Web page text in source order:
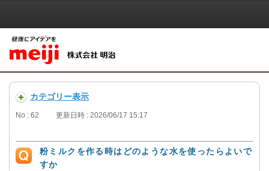
カテゴリー表示
No : 62 更新日時 : 2026/06/17 15:17
粉ミルクを作る時はどのような水を使ったらよいで
すか